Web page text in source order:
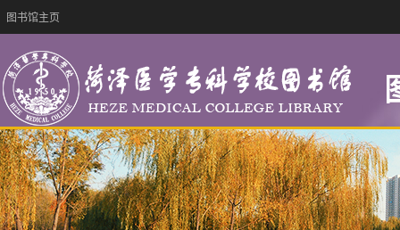
图书馆主页